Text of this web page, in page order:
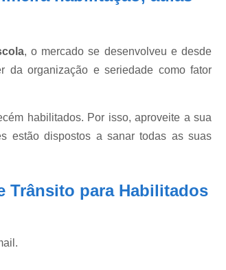
, o mercado se desenvolveu e desde
da organização e seriedade como fator
habilitados. Por isso, aproveite a sua
estão dispostos a sanar todas as suas
Trânsito para Habilitados